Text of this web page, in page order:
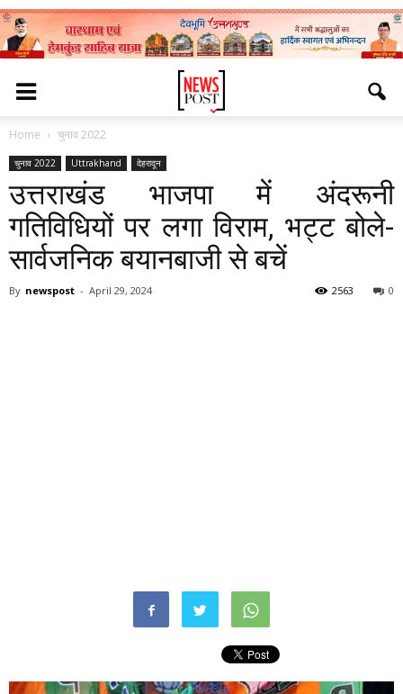
Home चुनाव 2022
चुनाव 2022 Uttrakhand देहरादून
उत्तराखंड भाजपा में अंदरूनी
गतिविधियों पर लगा विराम, भट्ट बोले-
सार्वजनिक बयानबाजी से बचें
By newspost - April 29, 2024 0
2563